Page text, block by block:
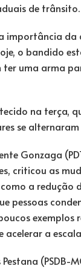
de trânsito.
importância da
o bandido
ter uma arma
na terça,
se
Gonzaga
criticou as
a
pessoas
a